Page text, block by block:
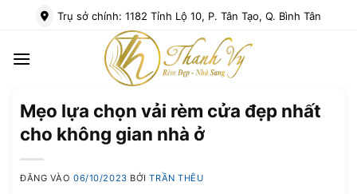
dung
Trụ sở chính: 1182 Tỉnh Lộ 10, P. Tân Tạo, Q. Bình Tân
Mẹo lựa chọn vải rèm cửa đẹp nhất
cho không gian nhà ở
ĐĂNG VÀO06/10/2023 BỞITRẦN THÊU